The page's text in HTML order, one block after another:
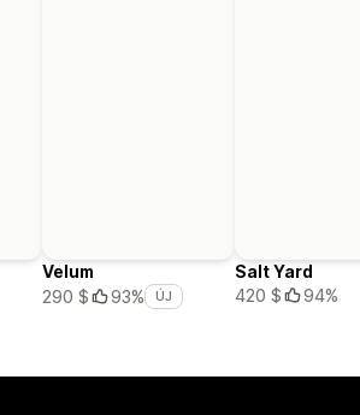
Velum
290 $
93% ÚJ
Salt Yard
420 $
94%